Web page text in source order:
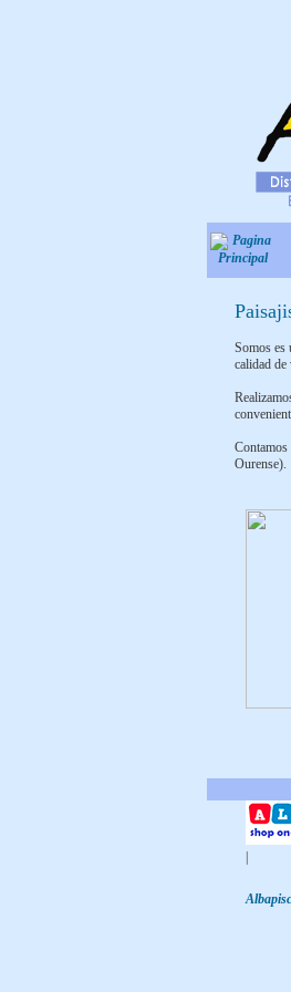
Somos es
calidad
Contamos
Ourense).